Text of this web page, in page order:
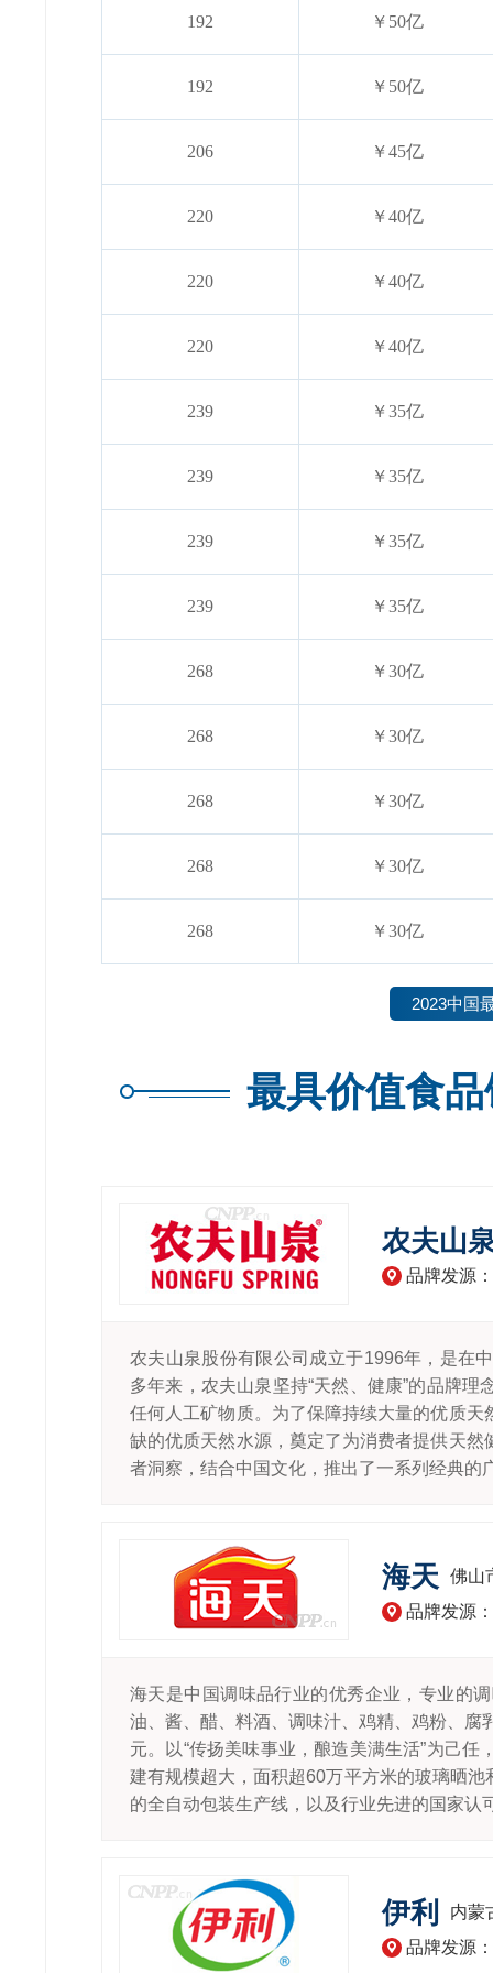
192 ￥50亿
192 ￥50亿
206 ￥45亿
220 ￥40亿
220 ￥40亿
220 ￥40亿
239 ￥35亿
239 ￥35亿
239 ￥35亿
239 ￥35亿
268 ￥30亿
268 ￥30亿
268 ￥30亿
268 ￥30亿
268 ￥30亿
2023中国
最具价值食
农夫山
品牌发源
农夫山泉股份有限公司成立于1996年，是在
多年来，农夫山泉坚持“天然、健康”的品牌
任何人工矿物质。为了保障持续大量的优质
缺的优质天然水源，奠定了为消费者提供天
者洞察，结合中国文化，推出了一系列经典
海天 佛山
品牌发源
海天是中国调味品行业的优秀企业，专业的
油、酱、醋、料酒、调味汁、鸡精、鸡粉、
元。以“传扬美味事业，酿造美满生活”为己
建有规模超大，面积超60万平方米的玻璃晒
的全自动包装生产线，以及行业先进的国家
伊利
内蒙
品牌发源